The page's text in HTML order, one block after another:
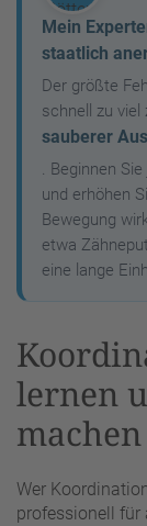
Mein
staatlich
Der größte
schnell zu viel
sauberer
. Beginnen
und erhöhen
Bewegung
etwa
eine lange
lernen
machen
Wer
professionell für